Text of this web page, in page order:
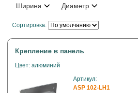
Ширина
Диаметр
Сортировка:
Крепление в панель
Цвет: алюминий
Артикул:
ASP 102-LH1